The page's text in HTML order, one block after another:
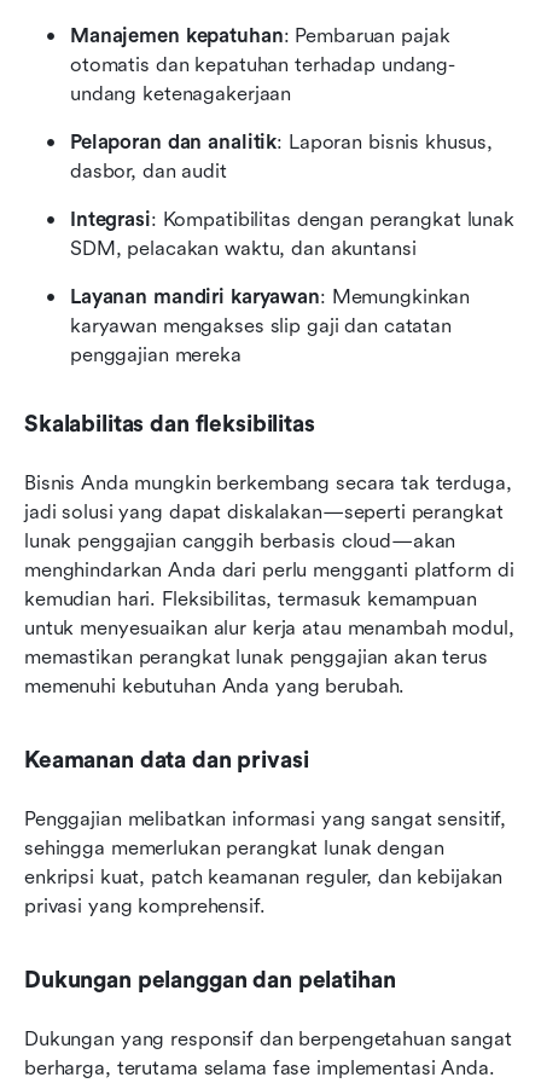
Manajemen kepatuhan: Pembaruan pajak
otomatis dan kepatuhan terhadap undang-
undang ketenagakerjaan
Pelaporan dan analitik: Laporan bisnis khusus,
dasbor, dan audit
Integrasi: Kompatibilitas dengan perangkat lunak
SDM, pelacakan waktu, dan akuntansi
Layanan mandiri karyawan: Memungkinkan
karyawan mengakses slip gaji dan catatan
penggajian mereka
Skalabilitas dan fleksibilitas
Bisnis Anda mungkin berkembang secara tak terduga,
jadi solusi yang dapat diskalakan—seperti perangkat
lunak penggajian canggih berbasis cloud—akan
menghindarkan Anda dari perlu mengganti platform di
kemudian hari. Fleksibilitas, termasuk kemampuan
untuk menyesuaikan alur kerja atau menambah modul,
memastikan perangkat lunak penggajian akan terus
memenuhi kebutuhan Anda yang berubah.
Keamanan data dan privasi
Penggajian melibatkan informasi yang sangat sensitif,
sehingga memerlukan perangkat lunak dengan
enkripsi kuat, patch keamanan reguler, dan kebijakan
privasi yang komprehensif.
Dukungan pelanggan dan pelatihan
Dukungan yang responsif dan berpengetahuan sangat
berharga, terutama selama fase implementasi Anda.